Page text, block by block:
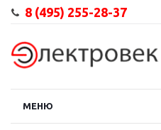
8 (495) 255-28-37
МЕНЮ